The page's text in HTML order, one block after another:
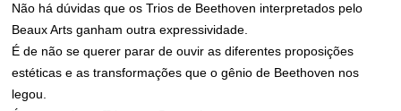
Não há dúvidas que os Trios de Beethoven interpretados pelo
Beaux Arts ganham outra expressividade.
É de não se querer parar de ouvir as diferentes proposições
estéticas e as transformações que o gênio de Beethoven nos
legou.